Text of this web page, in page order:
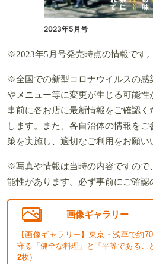
2023年5月号
※2023年5月号発売時点の情報です。
※全国での新型コロナウイルスの感
やメニュー等に変更が生じる可能性
事前に各お店に最新情報をご確認く
します。また、各自治体の情報を
策を実施し、適切なご利用をお願い
※写真や情報は当時の内容ですので
能性があります。必ず事前にご確認
画像ギャラリー
【画像ギャラリー】東京・浅草で
守る「健全な料理」と「平等であるこ
2枚）